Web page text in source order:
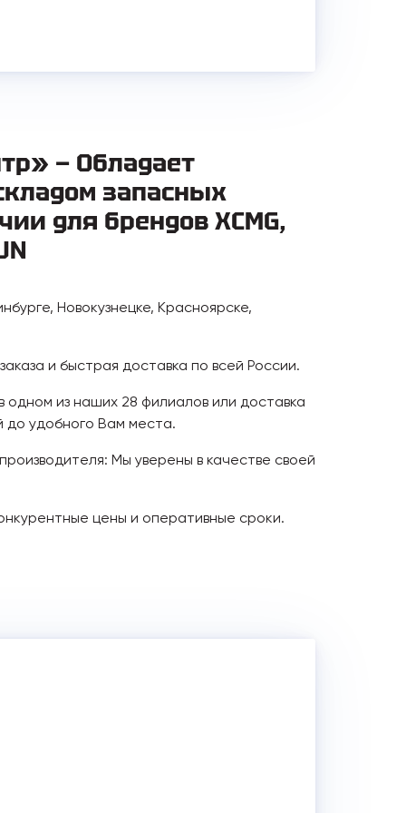
— Обладает
запасных
для брендов XCMG,
Новокузнецке, Красноярске,
и быстрая доставка по всей России.
одном из наших 28 филиалов или доставка
до удобного Вам места.
Мы уверены в качестве своей
цены и оперативные сроки.